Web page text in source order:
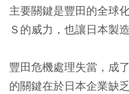
主要關鍵是豐田的全球
Ｓ的威力，也讓日本製
豐田危機處理失當，成
的關鍵在於日本企業缺